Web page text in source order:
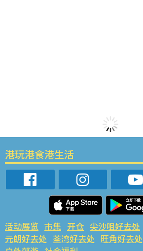
港玩港食港生活
活动展览 市集 开仓 尖沙咀好去处
元朗好去处 荃湾好去处 旺角好去处